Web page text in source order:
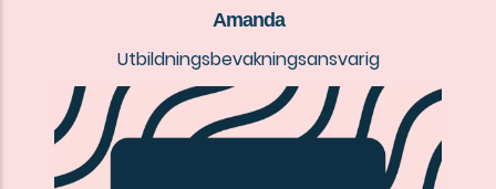
Amanda
Utbildningsbevakningsansvarig